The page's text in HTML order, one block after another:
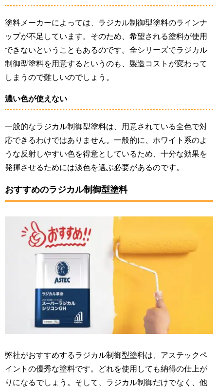
塗料メーカーによっては、ラジカル制御型塗料のラインナ
ップが不足しています。そのため、希望される塗料が使用
できないということもあるのです。全シリーズでラジカル
制御型塗料を用意するというのも、製造コストが変わって
しまうので難しいのでしょう。
濃い色が使えない
一般的なラジカル制御型塗料は、用意されている全色で対
応できるわけではありません。一般的に、ホワイト系のよ
うな反射しやすい色を得意としているため、十分な効果を
発揮させるためには淡色を選ぶ必要があるのです。
おすすめのラジカル制御型塗料
弊社がおすすめするラジカル制御型塗料は、アステックペ
イントの優秀な塗料です。どれを使用しても納得の仕上が
りになるでしょう。そして、ラジカル制御だけでなく、他